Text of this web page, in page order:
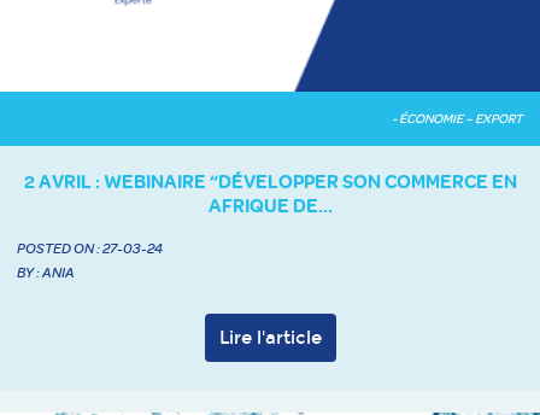
- ÉCONOMIE – EXPORT
2 AVRIL : WEBINAIRE “DÉVELOPPER SON COMMERCE EN
AFRIQUE DE...
POSTED ON :27-03-24
BY : ANIA
Lire l'article